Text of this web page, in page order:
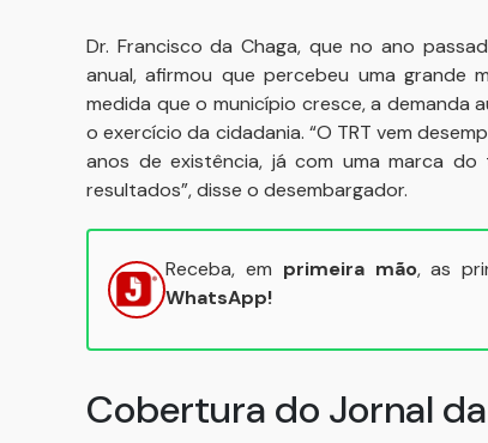
Dr. Francisco da Chaga, que no ano
anual, afirmou que percebeu uma
medida que o município cresce, a demanda
o exercício da cidadania. “O TRT vem
anos de existência, já com uma marca
resultados”, disse o desembargador.
Receba, em primeira mão, as
WhatsApp!
Cobertura do Jornal